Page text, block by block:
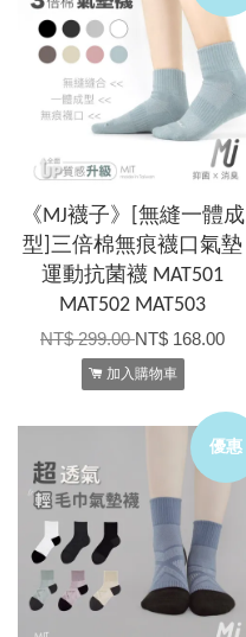
《MJ襪子》[無縫一體成
型]三倍棉無痕襪口氣墊
運動抗菌襪 MAT501
MAT502 MAT503
NT$ 299.00NT$ 168.00
加入購物車
優惠